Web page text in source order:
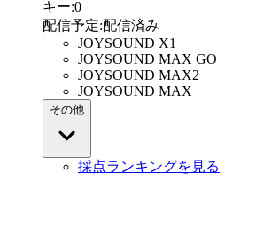
キー:0
配信予定:配信済み
JOYSOUND X1
JOYSOUND MAX GO
JOYSOUND MAX2
JOYSOUND MAX
その他
採点ランキングを見る